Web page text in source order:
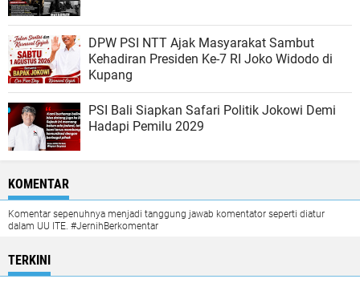
DPW PSI NTT Ajak Masyarakat Sambut
Kehadiran Presiden Ke-7 RI Joko Widodo di
Kupang
PSI Bali Siapkan Safari Politik Jokowi Demi
Hadapi Pemilu 2029
KOMENTAR
Komentar sepenuhnya menjadi tanggung jawab komentator seperti diatur
dalam UU ITE. #JernihBerkomentar
TERKINI